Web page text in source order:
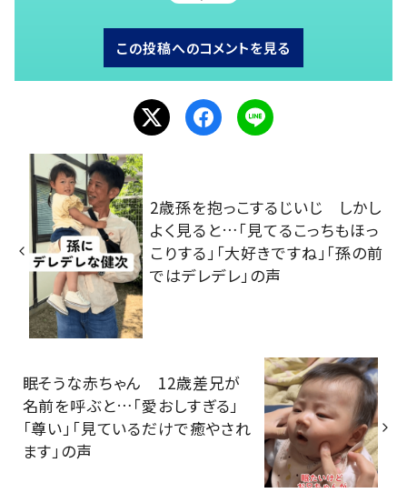
この投稿へのコメントを見る
2歳孫を抱っこするじいじ しかし
よく見ると…「見てるこっちもほっ
こりする」「大好きですね」「孫の前
ではデレデレ」の声
眠そうな赤ちゃん 12歳差兄が
名前を呼ぶと…「愛おしすぎる」
「尊い」「見ているだけで癒やされ
ます」の声